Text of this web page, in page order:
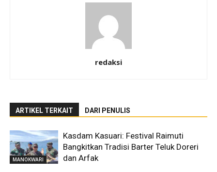
redaksi
ARTIKEL TERKAIT DARI PENULIS
MANOKWARI
Kasdam Kasuari: Festival Raimuti
Bangkitkan Tradisi Barter Teluk Doreri
dan Arfak